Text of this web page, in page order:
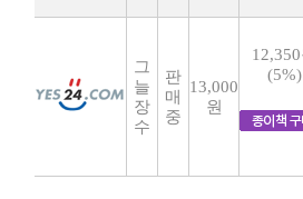
그
늘
장
수
판
매
중
13,000
원
12,350
(5%)